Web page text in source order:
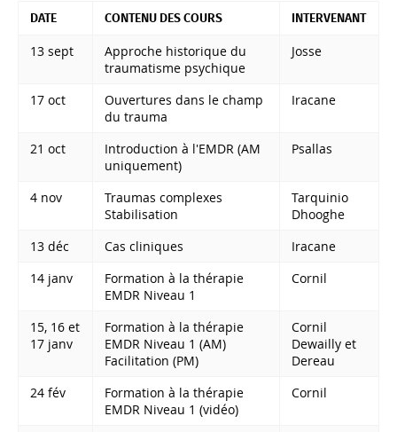
DATE CONTENU DES COURS INTERVENANT
13 sept
Approche historique du
traumatisme psychique
Josse
17 oct
Ouvertures dans le champ
du trauma
Iracane
21 oct
Introduction à l'EMDR (AM
uniquement)
Psallas
4 nov
Traumas complexes
Stabilisation
Tarquinio
Dhooghe
13 déc
Cas cliniques
Iracane
14 janv
Formation à la thérapie
EMDR Niveau 1
Cornil
15, 16 et
17 janv
Formation à la thérapie
EMDR Niveau 1 (AM)
Facilitation (PM)
Cornil
Dewailly et
Dereau
24 fév
Formation à la thérapie
EMDR Niveau 1 (vidéo)
Cornil